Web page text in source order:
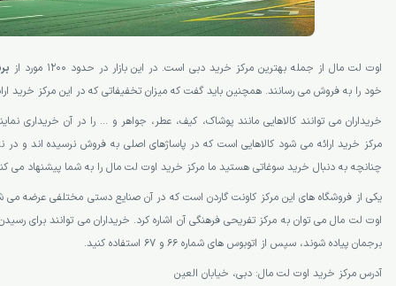
اوت لت مال از جمله بهترین مرکز خرید دبی است. در این بازار در حدود 1200 مورد از
خود را به فروش می رسانند. همچنین باید گفت که میزان تخفیفاتی که در این مرکز خرید
خریداران می توانند کالاهایی مانند پوشاک، کیف، عطر، جواهر و … را در آن خریداری
مرکز خرید ارائه می شود کالاهایی است که در پاساژهای اصلی به فروش نرسیده اند و
چنانچه به دنبال خرید سوغاتی هستید ما مرکز خرید اوت لت مال را به شما پیشنهاد می
یکی از فروشگاه های این مرکز کاونت گاردن است که در آن صنایع دستی مختلفی عرضه می
اوت لت مال می توان به مرکز تفریحی فرهنگی آن اشاره کرد. خریداران می توانند برای
برجمان پیاده شوند، سپس از اتوبوس های شماره 66 و 67 استفاده کنید.
آدرس مرکز خرید اوت لت مال: دبی، خیابان العین